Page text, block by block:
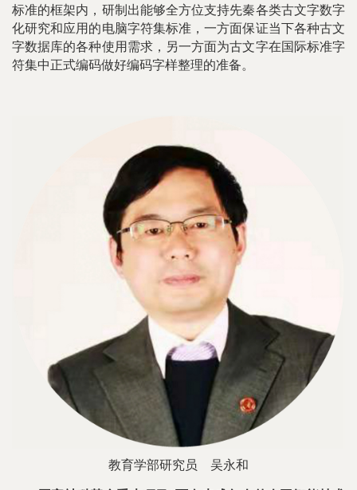
标准的框架内，研制出能够全方位支持先秦各类古文字数字
化研究和应用的电脑字符集标准，一方面保证当下各种古文
字数据库的各种使用需求，另一方面为古文字在国际标准字
符集中正式编码做好编码字样整理的准备。
教育学部研究员 吴永和